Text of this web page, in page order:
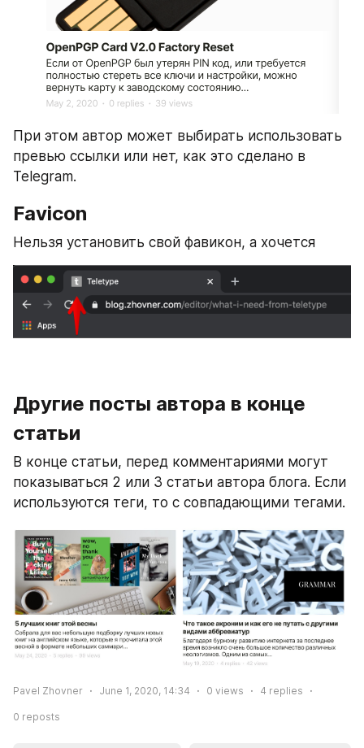
При этом автор может выбирать использовать
превью ссылки или нет, как это сделано в
Telegram.
Favicon
Нельзя установить свой фавикон, а хочется
Другие посты автора в конце
статьи
В конце статьи, перед комментариями могут
показываться 2 или 3 статьи автора блога. Если
используются теги, то с совпадающими тегами.
Pavel Zhovner June 1, 2020, 14:34 0 views 4 replies
0 reposts